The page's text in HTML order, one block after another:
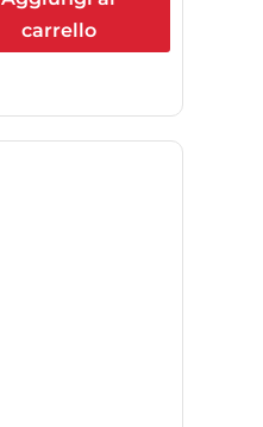
carrello